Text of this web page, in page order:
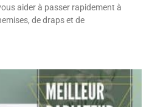
aider à passer rapidement à
de draps et de